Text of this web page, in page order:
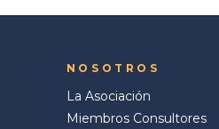
NOSOTROS
La Asociación
Miembros Consultores